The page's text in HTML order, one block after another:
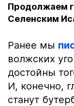
Продолжаем
Селенским
Ранее мы
волжских
достойны
И, конечно,
станут